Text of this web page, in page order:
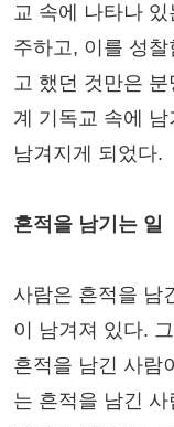
교 속에 나타나
주하고, 이를 성
고 했던 것만은 분
계 기독교 속에 남
남겨지게 되었다.
흔적을 남기는 일
사람은 흔적을 남
이 남겨져 있다.
흔적을 남긴 사람
는 흔적을 남긴